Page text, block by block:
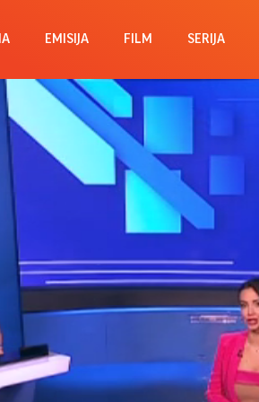
EMISIJA FILM SERIJA